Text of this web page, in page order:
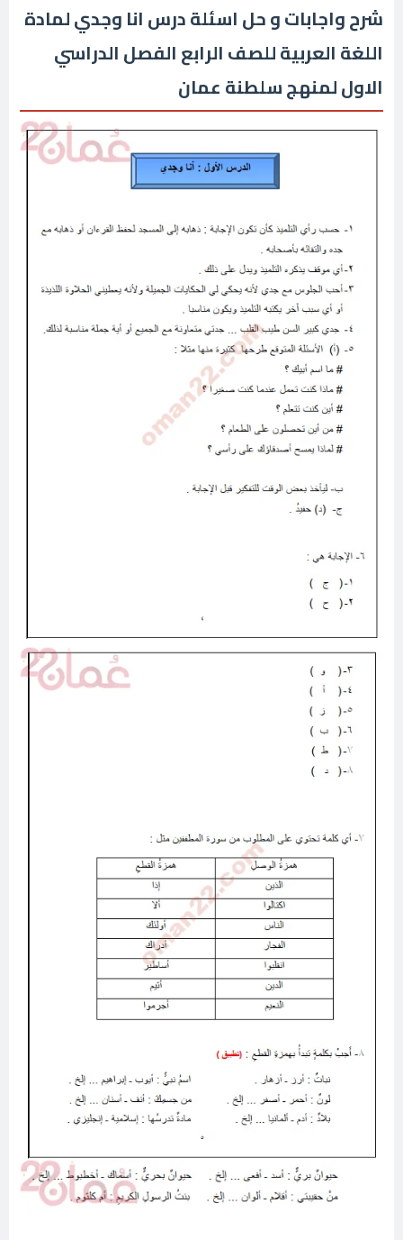
شرح واجابات و حل اسئلة درس انا وجدي لمادة
اللغة العربية للصف الرابع الفصل الدراسي
الاول لمنهج سلطنة عمان